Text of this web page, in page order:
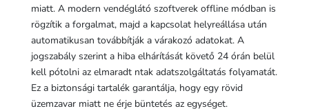
miatt. A modern vendéglátó szoftverek offline módban is
rögzítik a forgalmat, majd a kapcsolat helyreállása után
automatikusan továbbítják a várakozó adatokat. A
jogszabály szerint a hiba elhárítását követő 24 órán belül
kell pótolni az elmaradt ntak adatszolgáltatás folyamatát.
Ez a biztonsági tartalék garantálja, hogy egy rövid
üzemzavar miatt ne érje büntetés az egységet.